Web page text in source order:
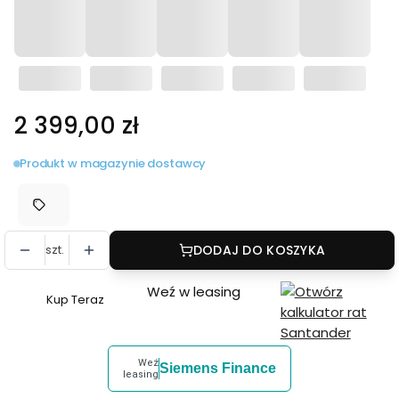
Cena
2 399,00 zł
Produkt w magazynie dostawcy
szt. DODAJ DO KOSZYKA
Szybki
Kup Teraz Weź w leasing
Weź
leasingSiemens Finance